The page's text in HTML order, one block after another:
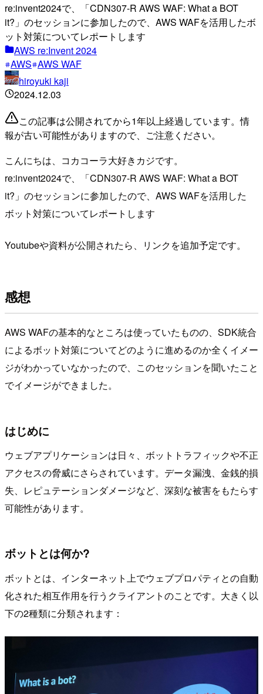
re:invent2024で、「CDN307-R AWS WAF: What a BOT
it?」のセッションに参加したので、AWS WAFを活用したボ
ット対策についてレポートします
AWS re:Invent 2024
AWS AWS WAF
hiroyuki kaji
2024.12.03
この記事は公開されてから1年以上経過しています。情
報が古い可能性がありますので、ご注意ください。
こんにちは、コカコーラ大好きカジです。
re:invent2024で、「CDN307-R AWS WAF: What a BOT
it?」のセッションに参加したので、AWS WAFを活用した
ボット対策についてレポートします
Youtubeや資料が公開されたら、リンクを追加予定です。
感想
AWS WAFの基本的なところは使っていたものの、SDK統合
によるボット対策についてどのように進めるのか全くイメー
ジがわかっていなかったので、このセッションを聞いたこと
でイメージができました。
はじめに
ウェブアプリケーションは日々、ボットトラフィックや不正
アクセスの脅威にさらされています。データ漏洩、金銭的損
失、レピュテーションダメージなど、深刻な被害をもたらす
可能性があります。
ボットとは何か?
ボットとは、インターネット上でウェブプロパティとの自動
化された相互作用を行うクライアントのことです。大きく以
下の2種類に分類されます：